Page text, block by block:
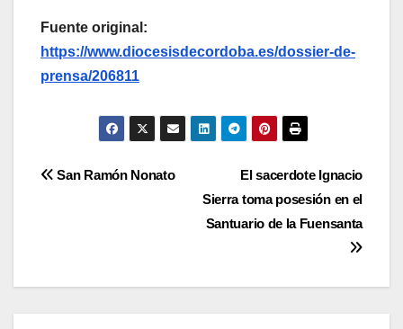
Fuente original:
https://www.diocesisdecordoba.es/dossier-de-
prensa/206811
Navegación
El sacerdote Ignacio
Sierra toma posesión en el
Santuario de la Fuensanta
San Ramón Nonato